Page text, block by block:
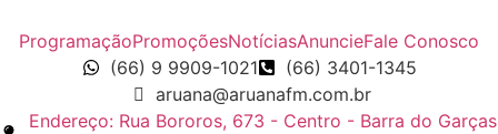
ProgramaçãoPromoçõesNotíciasAnuncieFale Conosco
(66) 9 9909-1021
(66) 3401-1345
aruana@aruanafm.com.br
Endereço: Rua Bororos, 673 - Centro - Barra do Garças